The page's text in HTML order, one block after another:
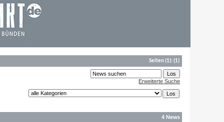
Seiten(1):(1)
Erweiterte Suche
4 News